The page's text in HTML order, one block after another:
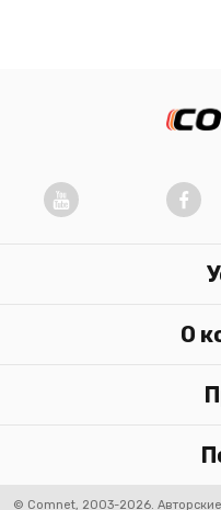
О
© Comnet, 2003-2026.